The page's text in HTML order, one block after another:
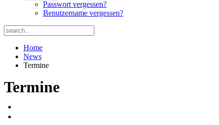
Passwort vergessen?
Benutzername vergessen?
Home
News
Termine
Termine